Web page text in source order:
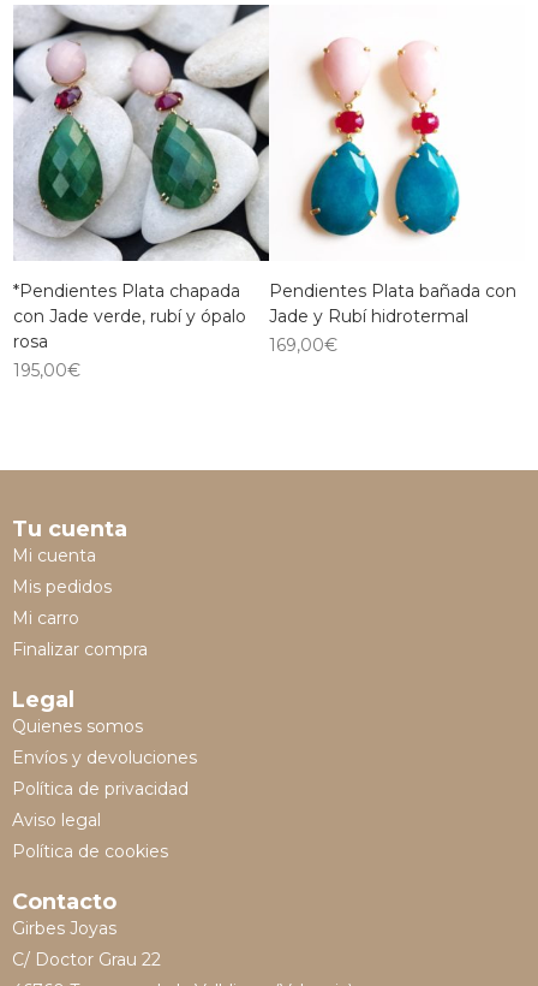
*Pendientes Plata chapada
con Jade verde, rubí y ópalo
rosa
195,00€
Pendientes Plata bañada con
Jade y Rubí hidrotermal
169,00€
Tu cuenta
Mi cuenta
Mis pedidos
Mi carro
Finalizar compra
Legal
Quienes somos
Envíos y devoluciones
Política de privacidad
Aviso legal
Política de cookies
Contacto
Girbes Joyas
C/ Doctor Grau 22